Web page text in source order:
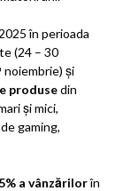
în perioada
(24 – 30
noiembrie) și
produsedin
și mici,
gaming,
a vânzărilorîn